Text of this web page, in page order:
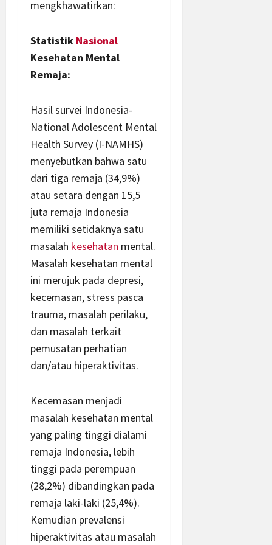
mengkhawatirkan:
Statistik Nasional
Kesehatan Mental
Remaja:
Hasil survei Indonesia-
National Adolescent Mental
Health Survey (I-NAMHS)
menyebutkan bahwa satu
dari tiga remaja (34,9%)
atau setara dengan 15,5
juta remaja Indonesia
memiliki setidaknya satu
masalah kesehatan mental.
Masalah kesehatan mental
ini merujuk pada depresi,
kecemasan, stress pasca
trauma, masalah perilaku,
dan masalah terkait
pemusatan perhatian
dan/atau hiperaktivitas.
Kecemasan menjadi
masalah kesehatan mental
yang paling tinggi dialami
remaja Indonesia, lebih
tinggi pada perempuan
(28,2%) dibandingkan pada
remaja laki-laki (25,4%).
Kemudian prevalensi
hiperaktivitas atau masalah